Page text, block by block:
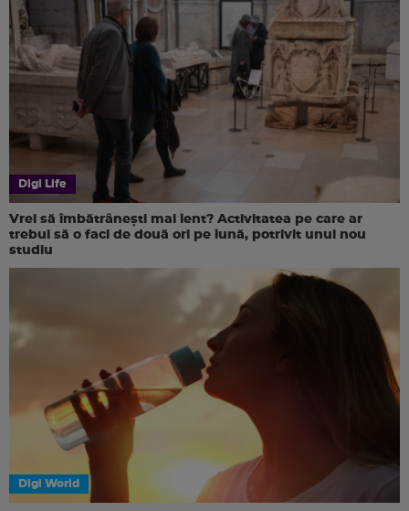
Digi Life
Vrei să îmbătrânești mai lent? Activitatea pe care ar
trebui să o faci de două ori pe lună, potrivit unui nou
studiu
Digi World